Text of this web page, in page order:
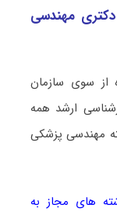
ﻣﻬﻨﺪسی
از سوی سازمان
ارشد همه
ﻣﻬﻨﺪسی پزشکی
های مجاز به